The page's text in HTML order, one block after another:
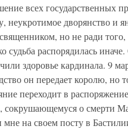
всех государственных
неукротимое дворянство и
но не ради
судьба распорядилась
здоровье кардинала. 9
он передает королю, но
переходит в
сокрушающемуся о смерти
мне на своем посту в